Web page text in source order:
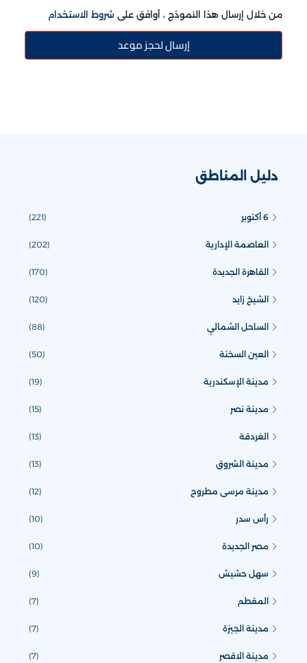
من خلال إرسال هذا النموذج ، أوافق على شروط الاستخدام
إرسال لحجز موعد
دليل المناطق
6 أكتوبر (221)
العاصمة الإدارية (202)
القاهرة الجديدة (170)
الشيخ زايد (120)
الساحل الشمالي (88)
العين السخنة (50)
مدينة الإسكندرية (19)
مدينة نصر (15)
الغردقة (13)
مدينة الشروق (13)
مدينة مرسى مطروح (12)
رأس سدر (10)
مصر الجديدة (10)
سهل حشيش (9)
المقطم (7)
مدينة الجيزة (7)
مدينة الاقصر (7)